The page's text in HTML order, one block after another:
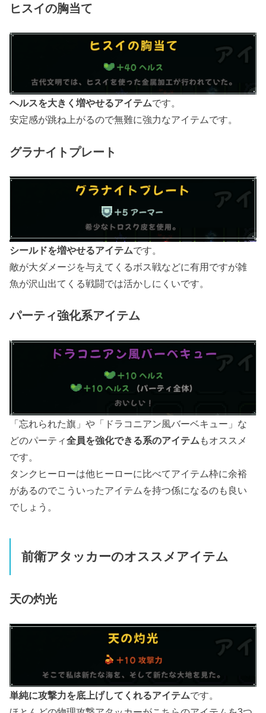
ヒスイの胸当て
ヘルスを大きく増やせるアイテムです。
安定感が跳ね上がるので無難に強力なアイテムです。
グラナイトプレート
シールドを増やせるアイテムです。
敵が大ダメージを与えてくるボス戦などに有用ですが雑
魚が沢山出てくる戦闘では活かしにくいです。
パーティ強化系アイテム
「忘れられた旗」や「ドラコニアン風バーベキュー」な
どのパーティ全員を強化できる系のアイテム もオススメ
です。
タンクヒーローは他ヒーローに比べてアイテム枠に余裕
があるのでこういったアイテムを持つ係になるのも良い
でしょう。
前衛アタッカーのオススメアイテム
天の灼光
単純に攻撃力を底上げしてくれるアイテムです。